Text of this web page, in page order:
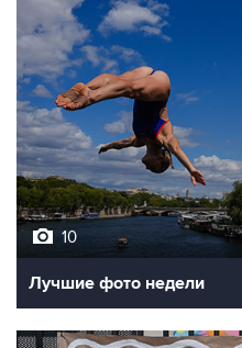
10
Лучшие фото недели